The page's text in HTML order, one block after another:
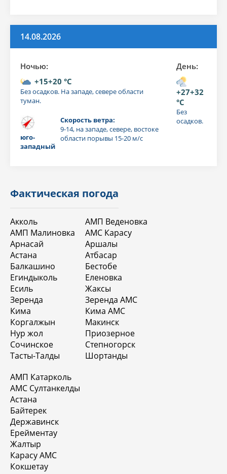
14.08.2026
Ночью:
+15+20 °C
Без осадков. На западе, севере области
туман.
юго-
западный
Скорость ветра:
9-14, на западе, севере, востоке
области порывы 15-20 м/с
День:
+27+32
°C
Без
осадков.
Фактическая погода
Акколь
АМП Малиновка
Арнасай
Астана
Балкашино
Егиндыколь
Есиль
Зеренда
Кима
Коргалжын
Нур жол
Сочинское
Тасты-Талды
АМП Веденовка
АМС Карасу
Аршалы
Атбасар
Бестобе
Еленовка
Жаксы
Зеренда АМС
Кима АМС
Макинск
Приозерное
Степногорск
Шортанды
АМП Катарколь
АМС Султанкелды
Астана
Байтерек
Державинск
Ерейментау
Жалтыр
Карасу АМС
Кокшетау